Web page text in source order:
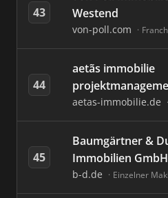
43
Westend
von-poll.com
44
aetãs immobilie
aetas-immobilie.de
45
Baumgärtner &
Immobilien GmbH
b-d.de Einzelner